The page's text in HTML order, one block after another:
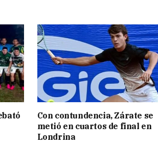
Con contundencia, Zárate se
metió en cuartos de final en
Londrina